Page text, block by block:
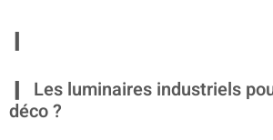
Les luminaires industriels
déco ?